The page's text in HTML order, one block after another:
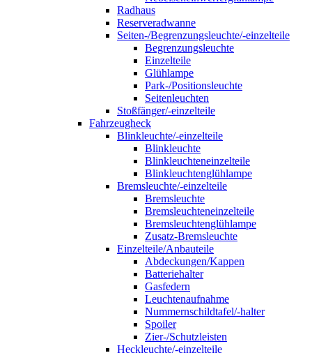
Radhaus
Reserveradwanne
Seiten-/Begrenzungsleuchte/-einzelteile
Begrenzungsleuchte
Einzelteile
Glühlampe
Park-/Positionsleuchte
Seitenleuchten
Stoßfänger/-einzelteile
Fahrzeugheck
Blinkleuchte/-einzelteile
Blinkleuchte
Blinkleuchteneinzelteile
Blinkleuchtenglühlampe
Bremsleuchte/-einzelteile
Bremsleuchte
Bremsleuchteneinzelteile
Bremsleuchtenglühlampe
Zusatz-Bremsleuchte
Einzelteile/Anbauteile
Abdeckungen/Kappen
Batteriehalter
Gasfedern
Leuchtenaufnahme
Nummernschildtafel/-halter
Spoiler
Zier-/Schutzleisten
Heckleuchte/-einzelteile